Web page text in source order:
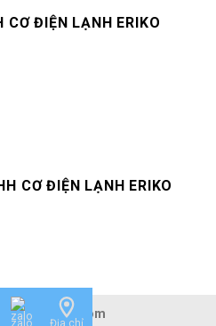
CƠ ĐIỆN LẠNH ERIKO
CƠ ĐIỆN LẠNH ERIKO
© Mepvn.com
zalo Địa chỉ